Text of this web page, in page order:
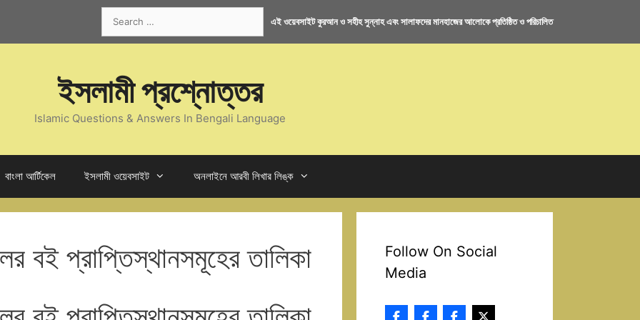
for:
এই ওয়েবসাইট কুরআন ও সহীহ সুন্নাহ এবং সালাফদের মানহাজের আলোকে প্রতিষ্ঠিত ও পরিচালিত
ইসলামী প্রশ্নোত্তর
Islamic Questions & Answers In Bengali Language
বাংলা আর্টিকেল ইসলামী ওয়েবসাইট অনলাইনে আরবী লিখার লিঙ্ক
বই প্রাপ্তিস্থানসমূহের তালিকা
Follow On Social
Media